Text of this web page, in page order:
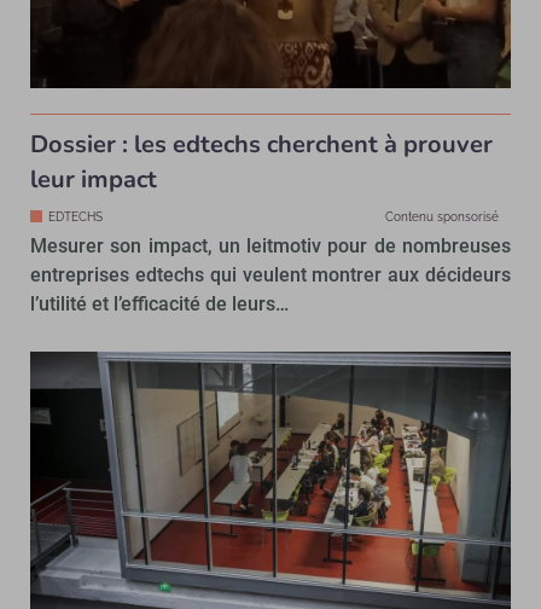
Dossier : les edtechs cherchent à prouver
leur impact
EDTECHS Contenu sponsorisé
Mesurer son impact, un leitmotiv pour de nombreuses
entreprises edtechs qui veulent montrer aux décideurs
l’utilité et l’efficacité de leurs…